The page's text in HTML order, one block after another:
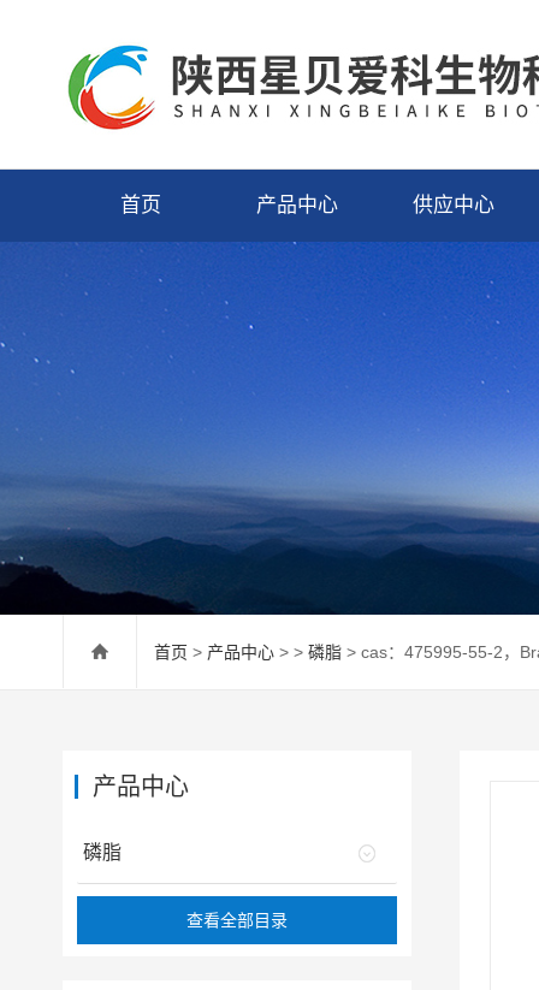
首页 产品中心 供应中心
首页 > 产品中心 > > 磷脂 > cas：475995-55-2，
产品中心
磷脂
查看全部目录